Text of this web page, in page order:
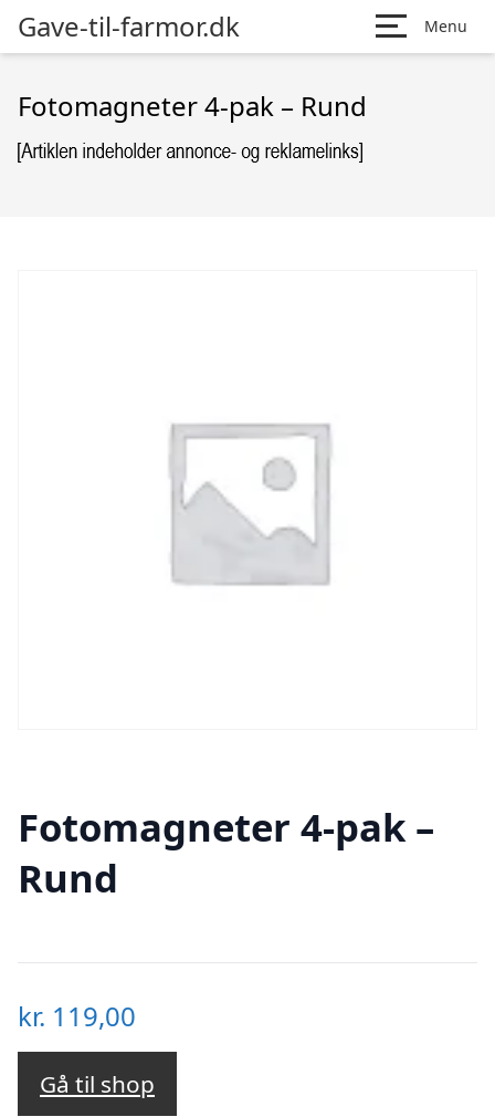
Gave-til-farmor.dk Menu
Fotomagneter 4-pak – Rund
Fotomagneter 4-pak –
Rund
kr. 119,00
Gå til shop